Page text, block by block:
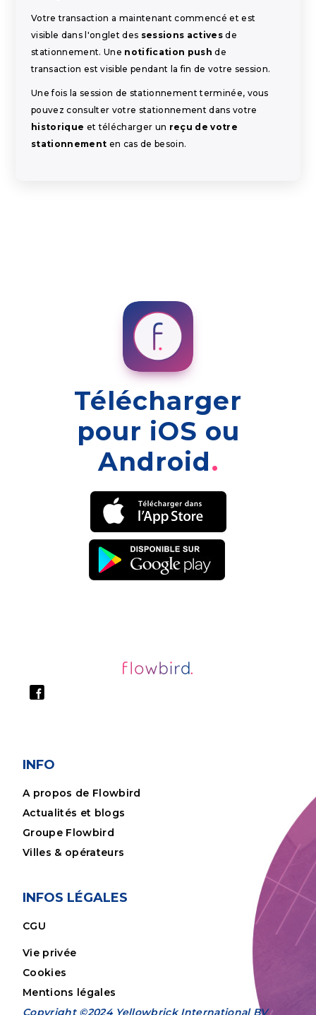
Votre transaction a maintenant commencé et est
visible dans l'onglet des sessions activesde
stationnement. Une notification push de
transaction est visible pendant la fin de votre session.
Une fois la session de stationnement terminée, vous
pouvez consulter votre stationnement dans votre
historique et télécharger un reçu de votre
stationnement en cas de besoin.
Télécharger
pour iOS ou
Android
INFO
A propos de Flowbird
Actualités et blogs
Groupe Flowbird
Villes & opérateurs
INFOS LÉGALES
CGU
Vie privée
Cookies
Mentions légales
Copyright ©2024 Yellowbrick International BV